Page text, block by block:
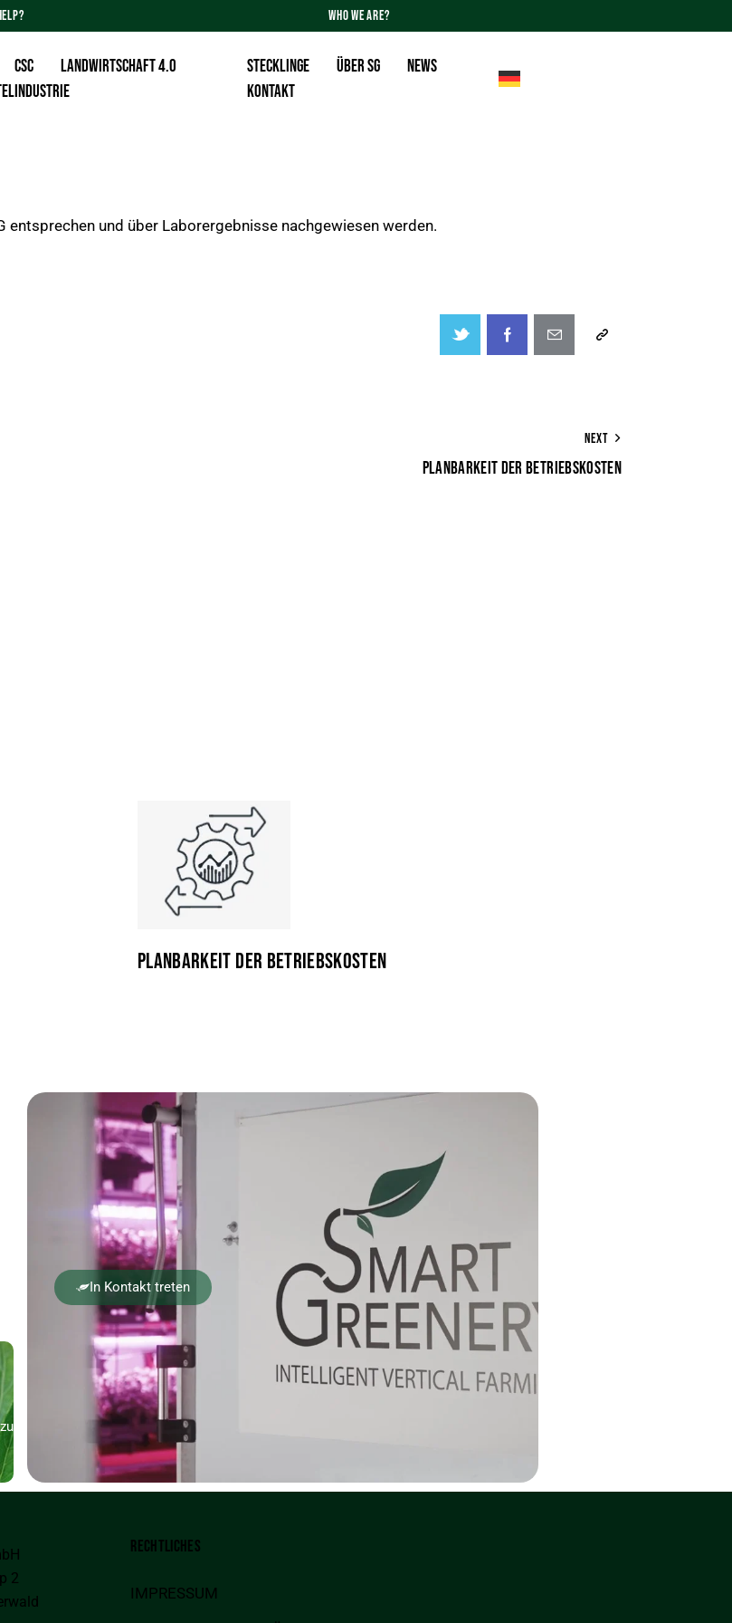
WHO WE ARE?
CSC
Landwirtschaft 4.0
Stecklinge Über SG
News
KONTAKT
und über Laborergebnisse nachgewiesen werden.
NEXT
PLANBARKEIT DER BETRIEBSKOSTEN
PLANBARKEIT DER BETRIEBSKOSTEN
In Kontakt treten
2
RECHTLICHES
IMPRESSUM